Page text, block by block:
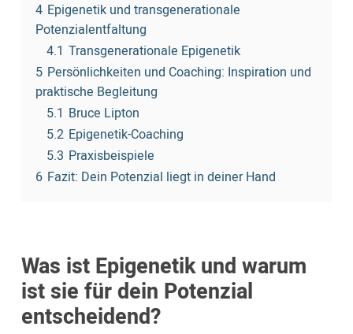
4 Epigenetik und transgenerationale
Potenzialentfaltung
4.1 Transgenerationale Epigenetik
5 Persönlichkeiten und Coaching: Inspiration und
praktische Begleitung
5.1 Bruce Lipton
5.2 Epigenetik-Coaching
5.3 Praxisbeispiele
6 Fazit: Dein Potenzial liegt in deiner Hand
Was ist Epigenetik und warum
ist sie für dein Potenzial
entscheidend?